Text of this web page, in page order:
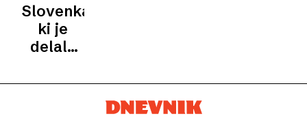
IN
Slovenka,
ki je
delala
arabsko